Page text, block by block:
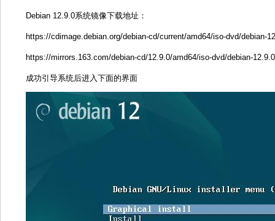
Debian 12.9.0系统镜像下载地址：
https://cdimage.debian.org/debian-cd/current/amd64/iso-dvd/debian-
https://mirrors.163.com/debian-cd/12.9.0/amd64/iso-dvd/debian-
成功引导系统后进入下面的界面